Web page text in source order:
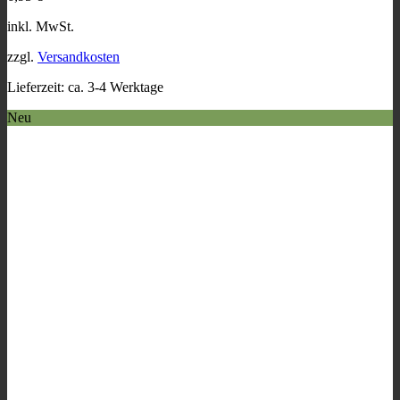
können
der
Produktseite
gewählt
werden
inkl. MwSt.
zzgl. Versandkosten
Lieferzeit: ca. 3-4 Werktage
Neu